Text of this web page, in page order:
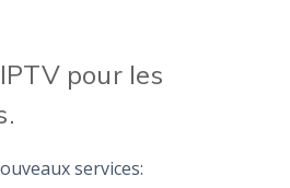
pour les
services: